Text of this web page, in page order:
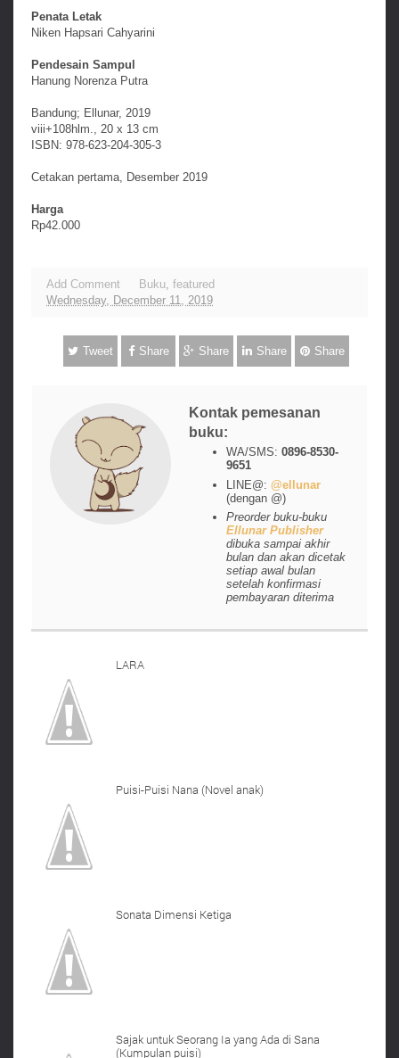
Penata Letak
Niken Hapsari Cahyarini
Pendesain Sampul
Hanung Norenza Putra
Bandung; Ellunar, 2019
viii+108hlm., 20 x 13 cm
ISBN: 978-623-204-305-3
Cetakan pertama, Desember 2019
Harga
Rp42.000
Add Comment Buku featured
Wednesday, December 11, 2019
Tweet Share Share Share Share
Kontak pemesanan
buku:
WA/SMS:0896-8530-
9651
LINE@:@ellunar
(dengan @)
Preorder buku-buku
Ellunar Publisher
dibuka sampai akhir
bulan dan akan dicetak
setiap awal bulan
setelah konfirmasi
pembayaran diterima
LARA
Puisi-Puisi Nana (Novel anak)
Sonata Dimensi Ketiga
Sajak untuk Seorang Ia yang Ada di Sana
(Kumpulan puisi)